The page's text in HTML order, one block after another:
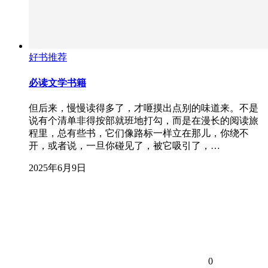
好书推荐
必读文学书籍
但后来，慢慢读得多了，才咂摸出点别的味道来。不是
说有个清单非得按部就班地打勾，而是在漫长的阅读旅
程里，总有些书，它们像路标一样立在那儿，你绕不
开，或者说，一旦你碰见了，被它吸引了，…
2025年6月9日
0